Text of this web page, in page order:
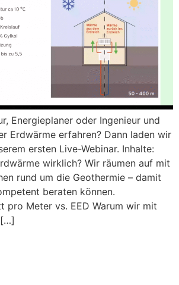
Energieplaner oder Ingenieur und
Erdwärme erfahren? Dann laden wir
ersten Live-Webinar. Inhalte:
wirklich? Wir räumen auf mit
rund um die Geothermie – damit
beraten können.
pro Meter vs. EED Warum wir mit